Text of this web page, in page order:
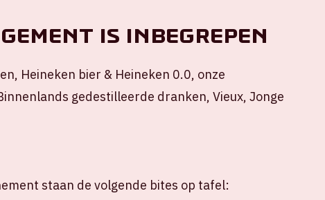
is inbegrepen
Heineken bier & Heineken 0.0, onze
gedestilleerde dranken, Vieux, Jonge
staan de volgende bites op tafel: